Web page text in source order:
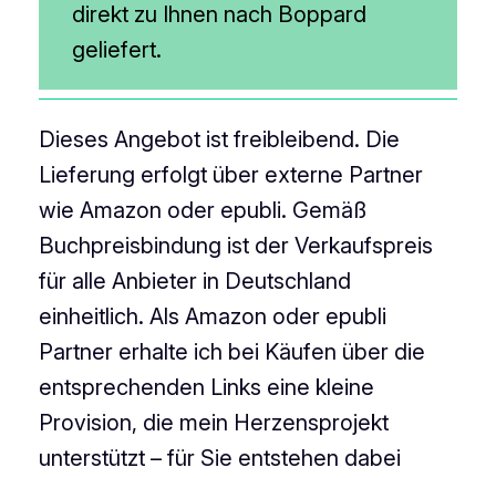
direkt zu Ihnen nach Boppard
geliefert.
Dieses Angebot ist freibleibend. Die
Lieferung erfolgt über externe Partner
wie Amazon oder epubli. Gemäß
Buchpreisbindung ist der Verkaufspreis
für alle Anbieter in Deutschland
einheitlich. Als Amazon oder epubli
Partner erhalte ich bei Käufen über die
entsprechenden Links eine kleine
Provision, die mein Herzensprojekt
unterstützt – für Sie entstehen dabei